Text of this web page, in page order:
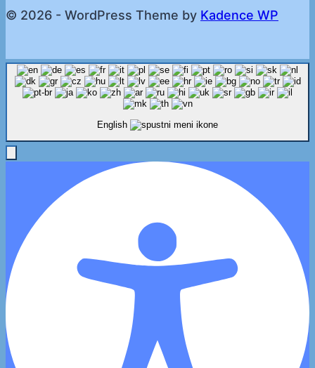
© 2026 - WordPress Theme by Kadence WP
English